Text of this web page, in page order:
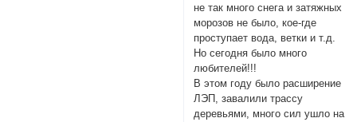
не так много снега и затяжных
морозов не было, кое-где
проступает вода, ветки и т.д.
Но сегодня было много
любителей!!!
В этом году было расширение
ЛЭП, завалили трассу
деревьями, много сил ушло на